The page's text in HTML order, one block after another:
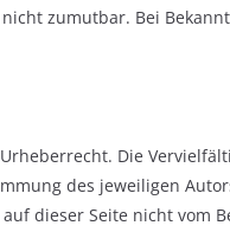
zumutbar. Bei
Die
des jeweiligen
dieser Seite nicht vom